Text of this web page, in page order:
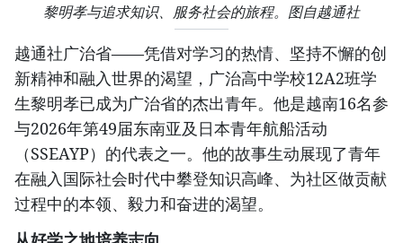
黎明孝与追求知识、服务社会的旅程。图自越通社
越通社广治省——凭借对学习的热情、坚持不懈的创
新精神和融入世界的渴望，广治高中学校12A2班学
生黎明孝已成为广治省的杰出青年。他是越南16名参
与2026年第49届东南亚及日本青年航船活动
（SSEAYP）的代表之一。他的故事生动展现了青年
在融入国际社会时代中攀登知识高峰、为社区做贡献
过程中的本领、毅力和奋进的渴望。